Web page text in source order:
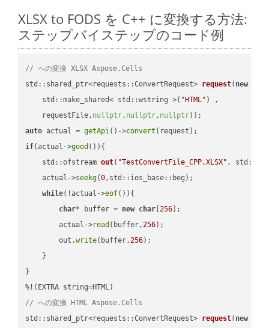
XLSX to FODS を C++ に変換する方法:
ステップバイステップのコード例
// への変換 XLSX Aspose.Cells
std::shared_ptr<requests::ConvertRequest> request( new
    std::make_shared< std::wstring >(
"HTML" ) ,
    requestFile,
nullptr, nullptr, nullptr))
auto actual = getApi()->convert
if(actual->good ()){
std::ofstream out( "TestConvertFile_CPP.XLSX" ,
    actual->
seekg(0,std::ios_base::beg);
while(!actual->eof()){
char* buffer = new char [256 ];
        actual->
read (buffer,256);
        out.
write(buffer,256);
    }
}
// への変換 HTML Aspose.Cells
std::shared_ptr<requests::ConvertRequest> request( new